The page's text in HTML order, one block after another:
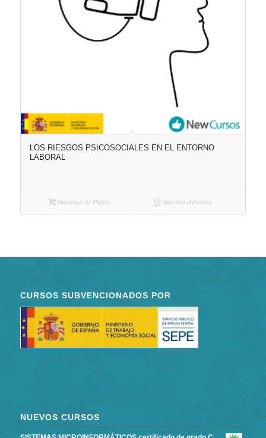
LOS RIESGOS PSICOSOCIALES EN EL ENTORNO
LABORAL
Reserva tu Plaza Mostrar detalles
CURSOS SUBVENCIONADOS POR
NUEVOS CURSOS